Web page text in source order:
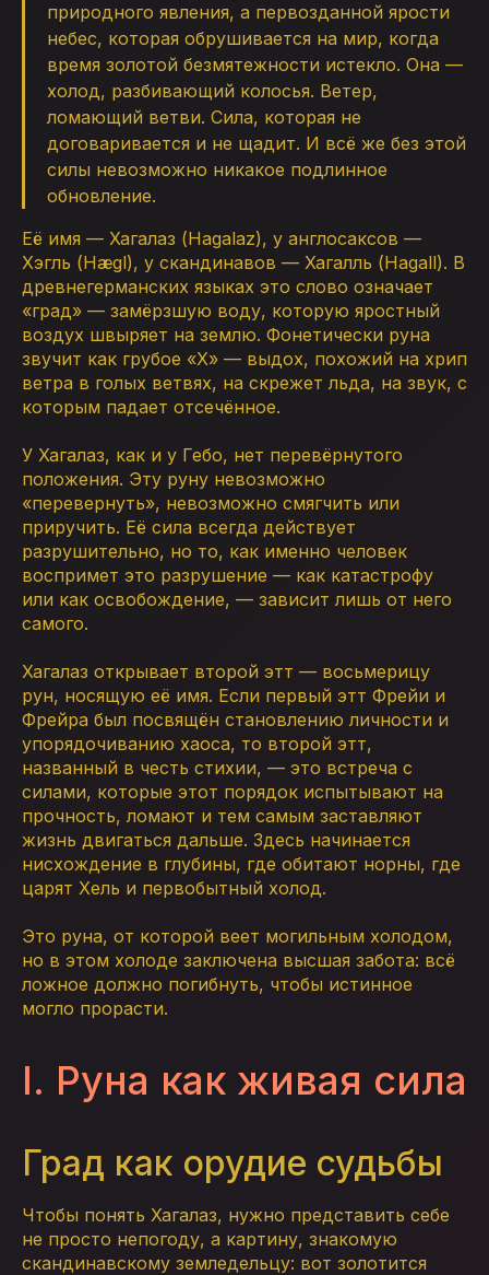
природного явления, а первозданной ярости
небес, которая обрушивается на мир, когда
время золотой безмятежности истекло. Она —
холод, разбивающий колосья. Ветер,
ломающий ветви. Сила, которая не
договаривается и не щадит. И всё же без этой
силы невозможно никакое подлинное
обновление.
Её имя — Хагалаз (Hagalaz), у англосаксов —
Хэгль (Hægl), у скандинавов — Хагалль (Hagall). В
древнегерманских языках это слово означает
«град» — замёрзшую воду, которую яростный
воздух швыряет на землю. Фонетически руна
звучит как грубое «Х» — выдох, похожий на хрип
ветра в голых ветвях, на скрежет льда, на звук, с
которым падает отсечённое.
У Хагалаз, как и у Гебо, нет перевёрнутого
положения. Эту руну невозможно
«перевернуть», невозможно смягчить или
приручить. Её сила всегда действует
разрушительно, но то, как именно человек
воспримет это разрушение — как катастрофу
или как освобождение, — зависит лишь от него
самого.
Хагалаз открывает второй этт — восьмерицу
рун, носящую её имя. Если первый этт Фрейи и
Фрейра был посвящён становлению личности и
упорядочиванию хаоса, то второй этт,
названный в честь стихии, — это встреча с
силами, которые этот порядок испытывают на
прочность, ломают и тем самым заставляют
жизнь двигаться дальше. Здесь начинается
нисхождение в глубины, где обитают норны, где
царят Хель и первобытный холод.
Это руна, от которой веет могильным холодом,
но в этом холоде заключена высшая забота: всё
ложное должно погибнуть, чтобы истинное
могло прорасти.
I. Руна как живая сила
Град как орудие судьбы
Чтобы понять Хагалаз, нужно представить себе
не просто непогоду, а картину, знакомую
скандинавскому земледельцу: вот золотится